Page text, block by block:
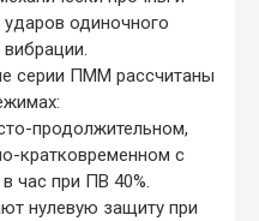
одиночного
серии ПММ рассчитаны
продолжительном,
кратковременном с
час при ПВ 40%.
нулевую защиту при